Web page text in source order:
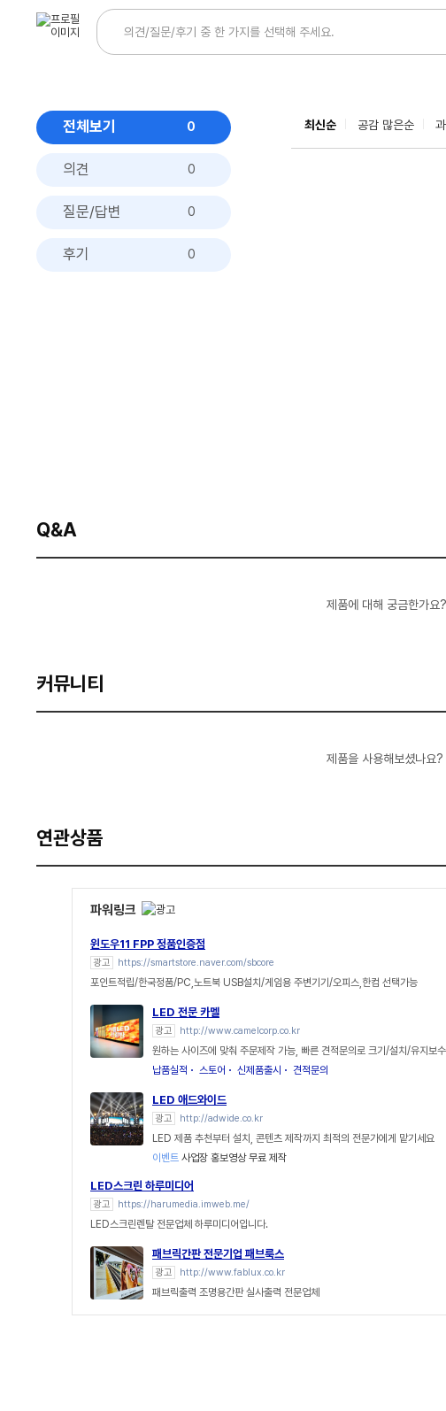
전체보기 0
의견 0
질문/답변 0
후기 0
최신순 공감 많은순
Q&A
제품에 대해 궁금한가요
커뮤니티
제품을 사용해보셨나요
연관상품
파워링크
윈도우11 FPP 정품인증점
광고 https://smartstore.naver.com/sbcore
포인트적립/한국정품/PC,노트북 USB설치/게임용 주변기기/오피스,한컴 선택가능
LED 전문 카멜
광고 http://www.camelcorp.co.kr
원하는 사이즈에 맞춰 주문제작 가능, 빠른 견적문의로 크기/설치/유지보
납품실적
스토어 신제품출시 견적문의
LED 애드와이드
광고 http://adwide.co.kr
LED 제품 추천부터 설치, 콘텐츠 제작까지 최적의 전문가에게 맡기세요
이벤트 사업장 홍보영상 무료 제작
LED스크린 하루미디어
광고 https://harumedia.imweb.me/
LED스크린렌탈 전문업체 하루미디어입니다.
패브릭간판 전문기업 패브룩스
광고 http://www.fablux.co.kr
패브릭출력 조명용간판 실사출력 전문업체